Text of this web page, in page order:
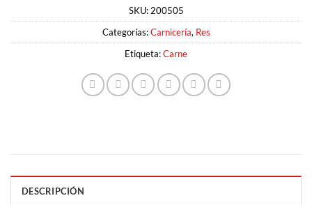
SKU: 200505
Categorías:Carnicería, Res
Etiqueta:Carne
DESCRIPCIÓN